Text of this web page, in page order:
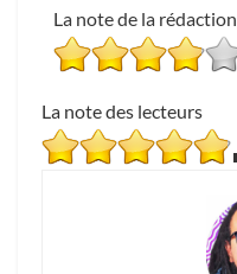
La note de la rédaction
La note des lecteurs